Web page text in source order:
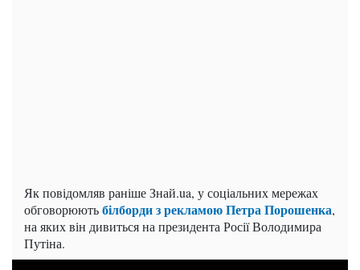
Як повідомляв раніше Знай.ua, у соціальних мережах
обговорюютьбілборди з рекламою Петра Порошенка,
на яких він дивиться на президента Росії Володимира
Путіна.